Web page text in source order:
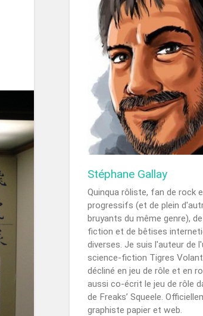
Stéphane Gallay
Quinqua rôliste, fan de rock
progressifs (et de plein
bruyants du même genre),
fiction et de bêtises
diverses. Je suis l'auteur de
science-fiction Tigres
décliné en jeu de rôle et en
aussi co-écrit le jeu de rôle
de Freaks’ Squeele.
graphiste papier et web.